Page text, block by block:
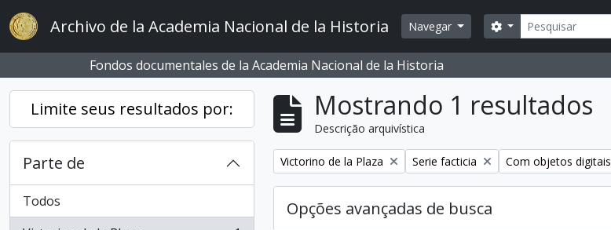
Skip to main content
Archivo de la Academia Nacional de la Historia Navegar Buscar
Opções de busca
Fondos documentales de la Academia Nacional de la Historia
Limite seus resultados por:
Parte de
Todos
Mostrando 1 resultados
Descrição arquivística
Remover filtro:
Victorino de la Plaza Remover filtro:
Serie facticia Remover filtro:
Com objetos digitais
Opções avançadas de busca